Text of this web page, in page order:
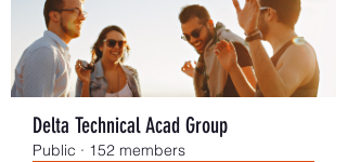
Delta Technical Acad Group
Public · 152 members